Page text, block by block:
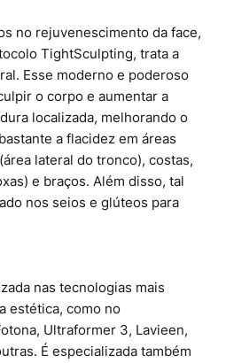
no rejuvenescimento da face,
TightSculpting, trata a
Esse moderno e poderoso
o corpo e aumentar a
localizada, melhorando o
a flacidez em áreas
lateral do tronco), costas,
e braços. Além disso, tal
nos seios e glúteos para
nas tecnologias mais
estética, como no
Ultraformer 3, Lavieen,
É especializada também